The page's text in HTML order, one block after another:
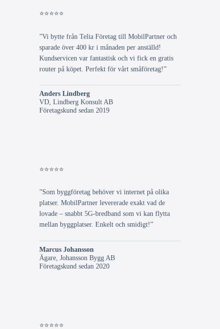
⭐⭐⭐⭐⭐
”Vi bytte från Telia Företag till MobilPartner och
sparade över 400 kr i månaden per anställd!
Kundservicen var fantastisk och vi fick en gratis
router på köpet. Perfekt för vårt småföretag!”
Anders Lindberg
VD, Lindberg Konsult AB
Företagskund sedan 2019
⭐⭐⭐⭐⭐
”Som byggföretag behöver vi internet på olika
platser. MobilPartner levererade exakt vad de
lovade – snabbt 5G-bredband som vi kan flytta
mellan byggplatser. Enkelt och smidigt!”
Marcus Johansson
Ägare, Johansson Bygg AB
Företagskund sedan 2020
⭐⭐⭐⭐⭐